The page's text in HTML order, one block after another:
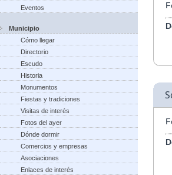
Eventos
Municipio
Cómo llegar
Directorio
Escudo
Historia
Monumentos
Fiestas y tradiciones
Visitas de interés
Fotos del ayer
Dónde dormir
Comercios y empresas
Asociaciones
Enlaces de interés